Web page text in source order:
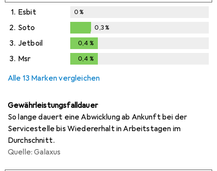
1. Esbit 0%
2. Soto
0,3%
0,3%
3. Jetboil 0,4 %
3. Msr 0,4 %
Alle 13 Marken vergleichen
Gewährleistungsfalldauer
So lange dauert eine Abwicklung ab Ankunft bei der
Servicestelle bis Wiedererhalt in Arbeitstagen im
Durchschnitt.
Quelle: Galaxus